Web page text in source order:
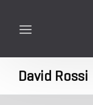
David Rossi